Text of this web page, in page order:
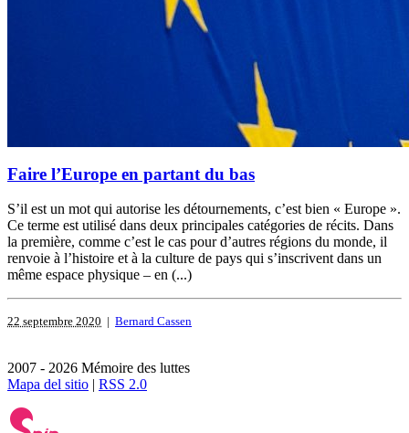
Faire l’Europe en partant du bas
S’il est un mot qui autorise les détournements, c’est bien « Europe ».
Ce terme est utilisé dans deux principales catégories de récits. Dans
la première, comme c’est le cas pour d’autres régions du monde, il
renvoie à l’histoire et à la culture de pays qui s’inscrivent dans un
même espace physique – en (...)
22 septembre 2020 | Bernard Cassen
2007 - 2026 Mémoire des luttes
Mapa del sitio | RSS 2.0